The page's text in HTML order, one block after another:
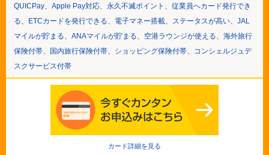
QUICPay
Apple Pay対応 永久不滅ポイント
従業員へカード発行でき
る
ETCカードを発行できる 電子マネー搭載 ステータスが高い
JAL
マイルが貯まる
ANAマイルが貯まる 空港ラウンジが使える
海外旅行
保険付帯
国内旅行保険付帯 ショッピング保険付帯
コンシェルジュデ
スクサービス付帯
カード詳細を見る